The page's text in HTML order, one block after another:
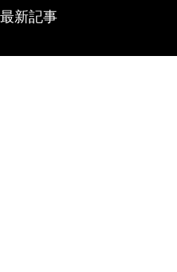
最新記事